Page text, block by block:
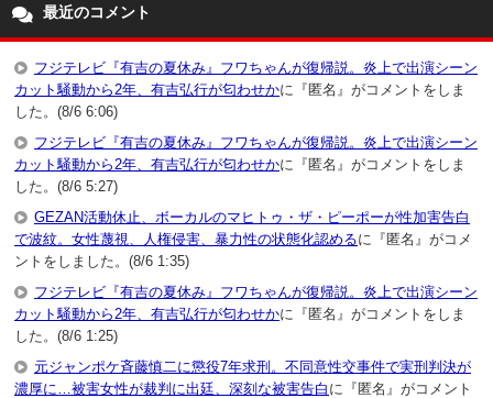
最近のコメント
フジテレビ『有吉の夏休み』フワちゃんが復帰説。炎上で出演シーン
カット騒動から2年、有吉弘行が匂わせかに『匿名』がコメントをしま
した。(8/6 6:06)
フジテレビ『有吉の夏休み』フワちゃんが復帰説。炎上で出演シーン
カット騒動から2年、有吉弘行が匂わせかに『匿名』がコメントをしま
した。(8/6 5:27)
GEZAN活動休止、ボーカルのマヒトゥ・ザ・ピーポーが性加害告白
で波紋。女性蔑視、人権侵害、暴力性の状態化認めるに『匿名』がコメ
ントをしました。(8/6 1:35)
フジテレビ『有吉の夏休み』フワちゃんが復帰説。炎上で出演シーン
カット騒動から2年、有吉弘行が匂わせかに『匿名』がコメントをしま
した。(8/6 1:25)
元ジャンポケ斉藤慎二に懲役7年求刑。不同意性交事件で実刑判決が
濃厚に…被害女性が裁判に出廷、深刻な被害告白 に『匿名』がコメント